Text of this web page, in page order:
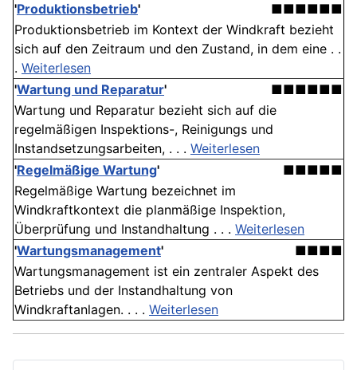
'Produktionsbetrieb'
■■■■■■
Produktionsbetrieb im Kontext der Windkraft bezieht
sich auf den Zeitraum und den Zustand, in dem eine . .
. Weiterlesen
'Wartung und Reparatur'
■■■■■■
Wartung und Reparatur bezieht sich auf die
regelmäßigen Inspektions-, Reinigungs und
Instandsetzungsarbeiten, . . . Weiterlesen
'Regelmäßige Wartung'
■■■■■
Regelmäßige Wartung bezeichnet im
Windkraftkontext die planmäßige Inspektion,
Überprüfung und Instandhaltung . . . Weiterlesen
'Wartungsmanagement'
■■■■
Wartungsmanagement ist ein zentraler Aspekt des
Betriebs und der Instandhaltung von
Windkraftanlagen. . . . Weiterlesen